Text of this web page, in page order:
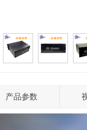
产品参数